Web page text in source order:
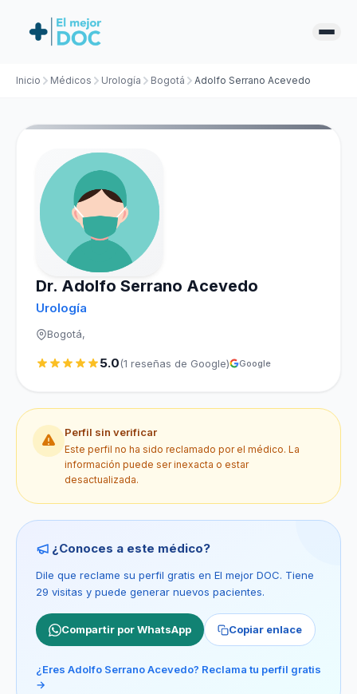
Inicio Médicos Urología Bogotá Adolfo Serrano Acevedo
Dr. Adolfo Serrano Acevedo
Urología
Bogotá,
5.0(1 reseñas de Google) Google
Perfil sin verificar
Este perfil no ha sido reclamado por el médico. La
información puede ser inexacta o estar
desactualizada.
¿Conoces a este médico?
Dile que reclame su perfil gratis en El mejor DOC. Tiene
29 visitas y puede generar nuevos pacientes.
Compartir por WhatsApp Copiar enlace
¿Eres Adolfo Serrano Acevedo? Reclama tu perfil gratis
→